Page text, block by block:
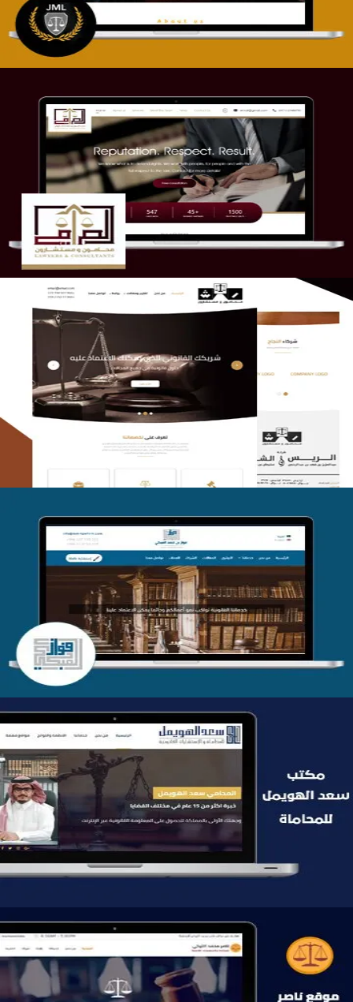
موقع الصرامي للمحاماة
التفاصيل
الريس والشعلان للمحاماة
التفاصيل
موقع فواز المبكي للمحاماة
التفاصيل
موقع سعد الهويمل للمحاماة
التفاصيل
موقع ناصر التركي للمحاماة